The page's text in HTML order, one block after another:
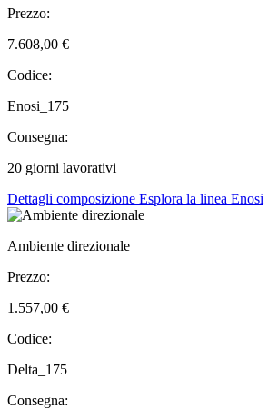
Prezzo:
7.608,00 €
Codice:
Enosi_175
Consegna:
20 giorni lavorativi
Dettagli composizione Esplora la linea Enosi
Ambiente direzionale
Prezzo:
1.557,00 €
Codice:
Delta_175
Consegna: